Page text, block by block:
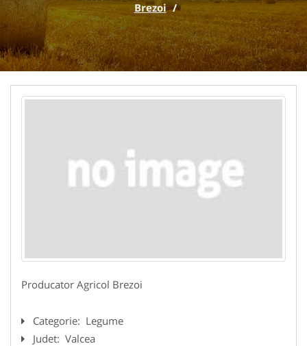
Brezoi /
Producator Agricol Brezoi
Categorie: Legume
Judet: Valcea